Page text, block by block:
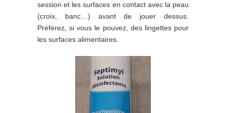
session et les surfaces en contact avec la peau
(croix, banc…) avant de jouer dessus.
Préférez, si vous le pouvez, des lingettes pour
les surfaces alimentaires.